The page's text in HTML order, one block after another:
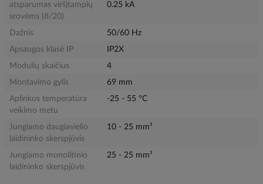
atsparumas viršįtampių
srovėms (8/20)
0.25 kA
Dažnis
50/60 Hz
Apsaugos klasė IP
IP2X
Modulių skaičius
4
Montavimo gylis
69 mm
Aplinkos temperatūra
veikimo metu
-25 - 55 °C
Jungiamo daugiavielio
laidininko skerspjūvis
10 - 25 mm²
Jungiamo monolitinio
laidininko skerspjūvis
25 - 25 mm²